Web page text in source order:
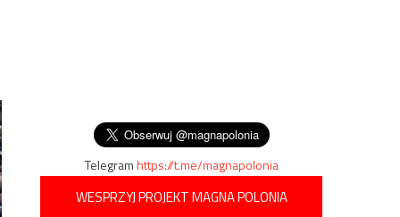
Telegramhttps://t.me/magnapolonia
WESPRZYJ PROJEKT MAGNA POLONIA